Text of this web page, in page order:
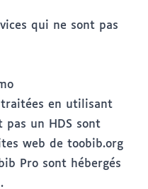
qui ne sont pas
traitées en utilisant
pas un HDS sont
web de toobib.org
Pro sont hébergés